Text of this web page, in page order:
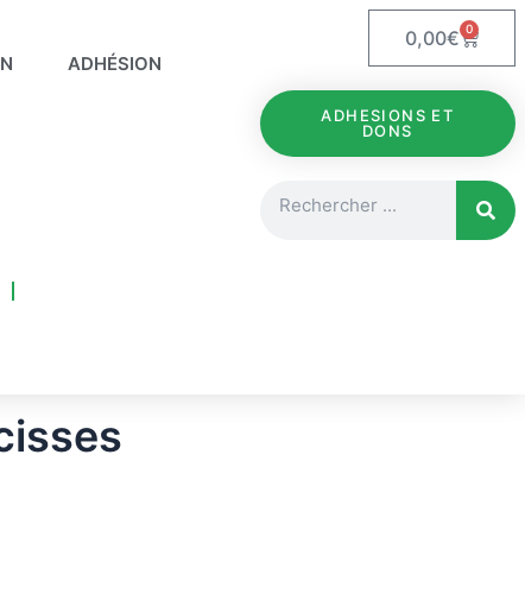
ADHÉSION
0,00€ 0
ADHESIONS ET
DONS